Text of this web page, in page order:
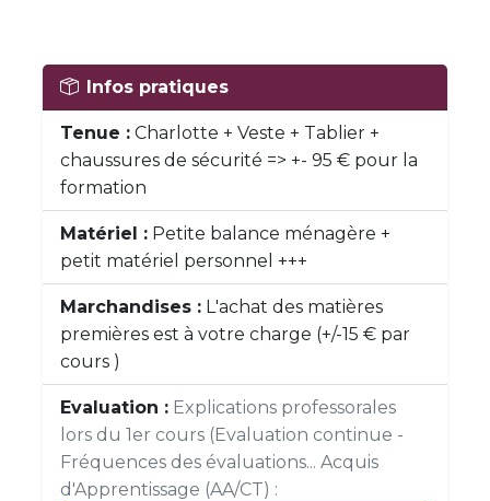
Infos pratiques
Tenue : Charlotte + Veste + Tablier +
chaussures de sécurité => +- 95 € pour la
formation
Matériel : Petite balance ménagère +
petit matériel personnel +++
Marchandises : L'achat des matières
premières est à votre charge (+/-15 € par
cours )
Evaluation : Explications professorales
lors du 1er cours (Evaluation continue -
Fréquences des évaluations... Acquis
d'Apprentissage (AA/CT) :